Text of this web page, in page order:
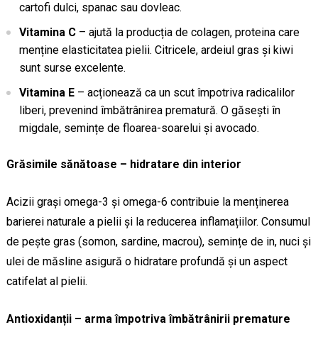
cartofi dulci, spanac sau dovleac.
Vitamina C– ajută la producția de colagen, proteina care
menține elasticitatea pielii. Citricele, ardeiul gras și kiwi
sunt surse excelente.
Vitamina E– acționează ca un scut împotriva radicalilor
liberi, prevenind îmbătrânirea prematură. O găsești în
migdale, semințe de floarea-soarelui și avocado.
Grăsimile sănătoase – hidratare din interior
Acizii grași omega-3 și omega-6 contribuie la menținerea
barierei naturale a pielii și la reducerea inflamațiilor. Consumul
de pește gras (somon, sardine, macrou), semințe de in, nuci și
ulei de măsline asigură o hidratare profundă și un aspect
catifelat al pielii.
Antioxidanții – arma împotriva îmbătrânirii premature